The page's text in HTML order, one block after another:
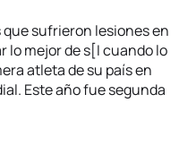
sufrieron lesiones en
lo mejor de s[I cuando lo
atleta de su país en
Este año fue segunda